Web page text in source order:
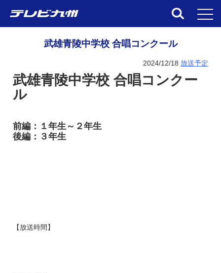
武雄青陵中学校 合唱コンクール
2024/12/18 放送予定
武雄青陵中学校 合唱コンクー
ル
前編：１年生～２年生
後編：３年生
【放送時間】